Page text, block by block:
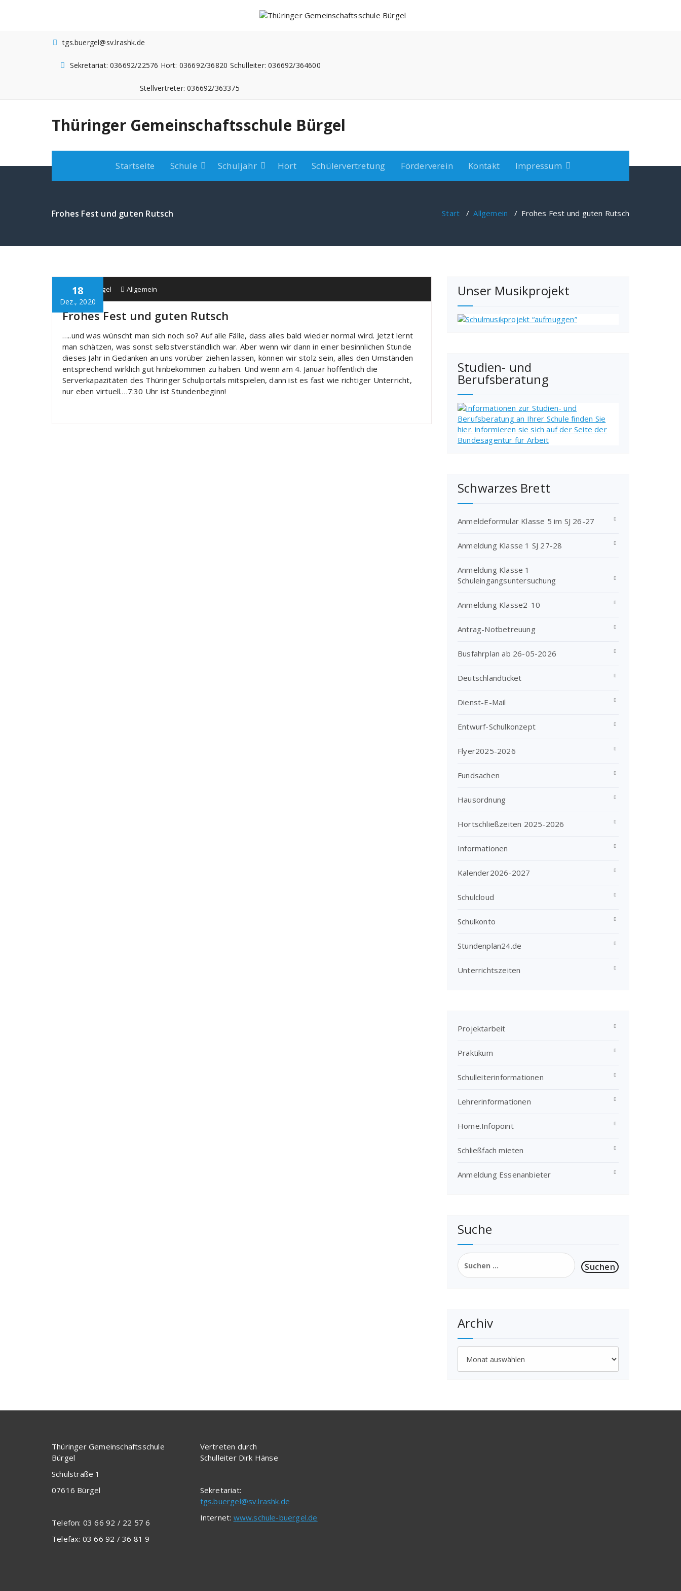
tgs.buergel@sv.lrashk.de
Sekretariat: 036692/22576 Hort: 036692/36820 Schulleiter: 036692/364600
Stellvertreter: 036692/363375
Thüringer Gemeinschaftsschule Bürgel
Startseite Schule Schuljahr Hort Schülervertretung Förderverein Kontakt Impressum
Frohes Fest und guten Rutsch Start /Allgemein / Frohes Fest und guten Rutsch
18
Dez., 2020
Schule Bürgel Allgemein
Frohes Fest und guten Rutsch
…..und was wünscht man sich noch so? Auf alle Fälle, dass alles bald wieder normal wird. Jetzt lernt
man schätzen, was sonst selbstverständlich war. Aber wenn wir dann in einer besinnlichen Stunde
dieses Jahr in Gedanken an uns vorüber ziehen lassen, können wir stolz sein, alles den Umständen
entsprechend wirklich gut hinbekommen zu haben. Und wenn am 4. Januar hoffentlich die
Serverkapazitäten des Thüringer Schulportals mitspielen, dann ist es fast wie richtiger Unterricht,
nur eben virtuell….7:30 Uhr ist Stundenbeginn!
Unser Musikprojekt
Studien- und
Berufsberatung
Schwarzes Brett
Anmeldeformular Klasse 5 im SJ 26-27
Anmeldung Klasse 1 SJ 27-28
Anmeldung Klasse 1
Schuleingangsuntersuchung
Anmeldung Klasse2-10
Antrag-Notbetreuung
Busfahrplan ab 26-05-2026
Deutschlandticket
Dienst-E-Mail
Entwurf-Schulkonzept
Flyer2025-2026
Fundsachen
Hausordnung
Hortschließzeiten 2025-2026
Informationen
Kalender2026-2027
Schulcloud
Schulkonto
Stundenplan24.de
Unterrichtszeiten
Projektarbeit
Praktikum
Schulleiterinformationen
Lehrerinformationen
Home.Infopoint
Schließfach mieten
Anmeldung Essenanbieter
Suche
Suchen
nach:
Archiv
Thüringer Gemeinschaftsschule
Bürgel
Schulstraße 1
07616 Bürgel
Telefon: 03 66 92 / 22 57 6
Telefax: 03 66 92 / 36 81 9
Vertreten durch
Schulleiter Dirk Hänse
Sekretariat:
tgs.buergel@sv.lrashk.de
Internet: www.schule-buergel.de